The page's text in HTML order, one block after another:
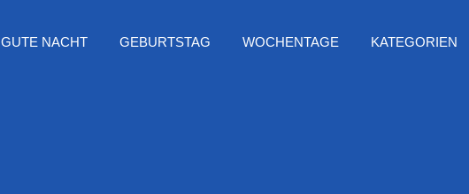
GUTE NACHT GEBURTSTAG WOCHENTAGE KATEGORIEN